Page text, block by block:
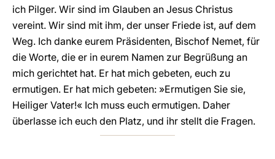
ich Pilger. Wir sind im Glauben an Jesus Christus
vereint. Wir sind mit ihm, der unser Friede ist, auf dem
Weg. Ich danke eurem Präsidenten, Bischof Nemet, für
die Worte, die er in eurem Namen zur Begrüßung an
mich gerichtet hat. Er hat mich gebeten, euch zu
ermutigen. Er hat mich gebeten: »Ermutigen Sie sie,
Heiliger Vater!« Ich muss euch ermutigen. Daher
überlasse ich euch den Platz, und ihr stellt die Fragen.